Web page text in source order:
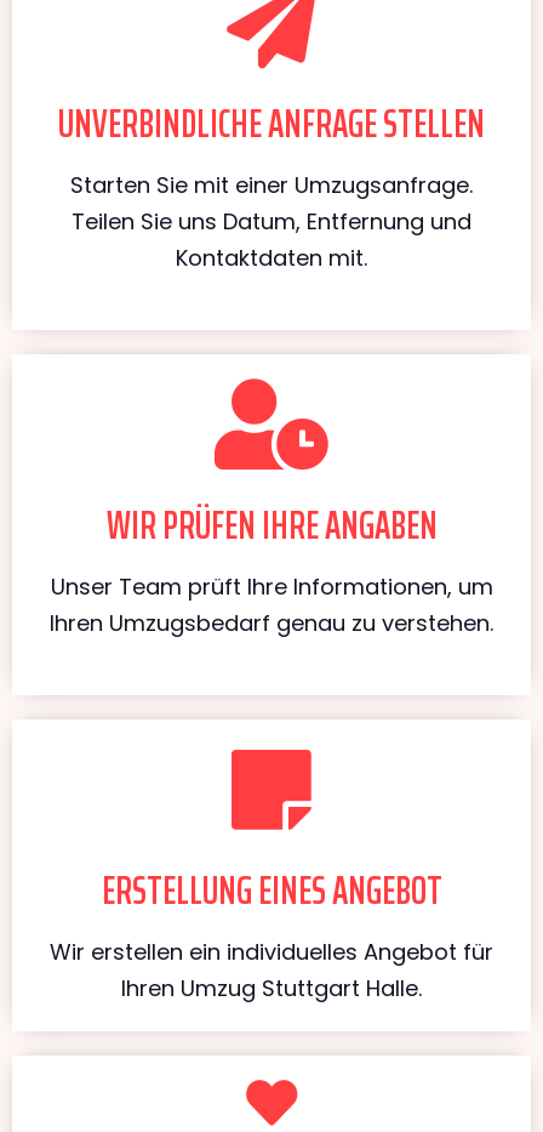
UNVERBINDLICHE ANFRAGE STELLEN
Starten Sie mit einer Umzugsanfrage.
Teilen Sie uns Datum, Entfernung und
Kontaktdaten mit.
WIR PRÜFEN IHRE ANGABEN
Unser Team prüft Ihre Informationen, um
Ihren Umzugsbedarf genau zu verstehen.
ERSTELLUNG EINES ANGEBOT
Wir erstellen ein individuelles Angebot für
Ihren Umzug Stuttgart Halle.